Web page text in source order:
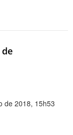
de
de 2018, 15h53